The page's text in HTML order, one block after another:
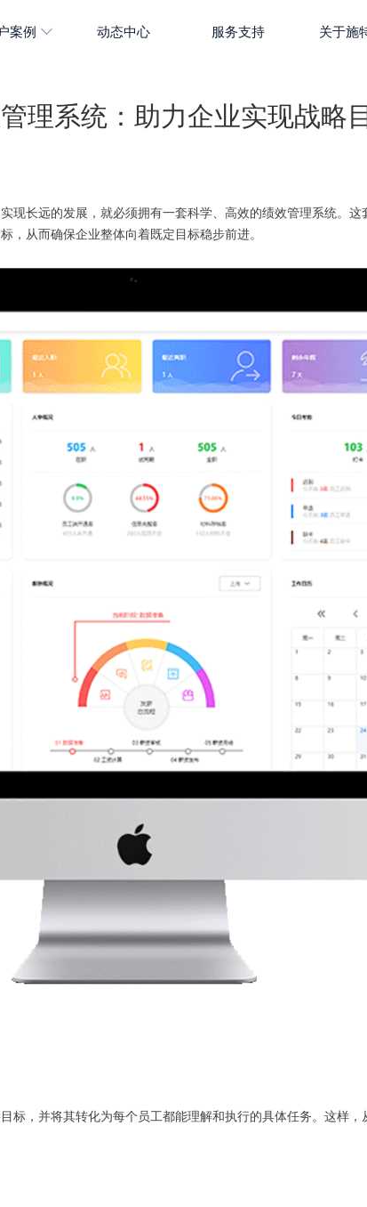
案例 动态中心 服务支持 关于施
理系统：助力企业实现战略
现长远的发展，就必须拥有一套科学、高效的绩效管理系统。
，从而确保企业整体向着既定目标稳步前进。
标，并将其转化为每个员工都能理解和执行的具体任务。这样